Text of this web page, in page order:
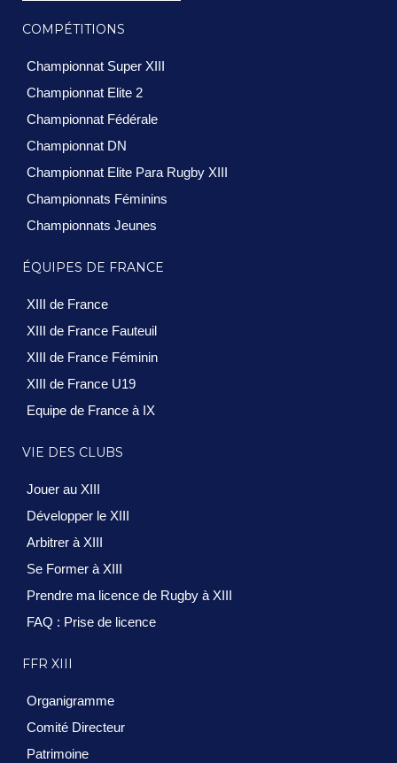
COMPÉTITIONS
Championnat Super XIII
Championnat Elite 2
Championnat Fédérale
Championnat DN
Championnat Elite Para Rugby XIII
Championnats Féminins
Championnats Jeunes
ÉQUIPES DE FRANCE
XIII de France
XIII de France Fauteuil
XIII de France Féminin
XIII de France U19
Equipe de France à IX
VIE DES CLUBS
Jouer au XIII
Développer le XIII
Arbitrer à XIII
Se Former à XIII
Prendre ma licence de Rugby à XIII
FAQ : Prise de licence
FFR XIII
Organigramme
Comité Directeur
Patrimoine